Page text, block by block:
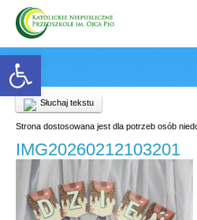
Open toolbar
Słuchaj tekstu
Strona dostosowana jest dla potrzeb osób
IMG20260212103201